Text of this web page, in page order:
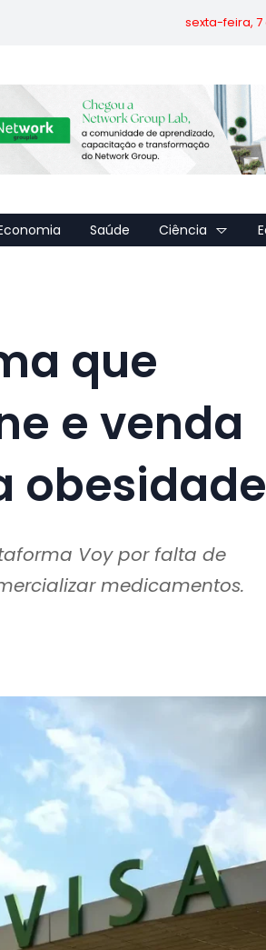
sexta-feira, 7
Saúde Ciência
que
e venda
obesidade
Voy por falta de
medicamentos.